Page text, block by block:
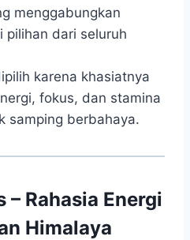
menggabungkan
pilihan dari seluruh
karena khasiatnya
fokus, dan stamina
samping berbahaya.
– Rahasia Energi
Himalaya